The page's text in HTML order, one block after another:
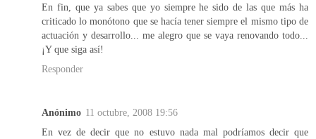
En fin, que ya sabes que yo siempre he sido de las que más ha
criticado lo monótono que se hacía tener siempre el mismo tipo de
actuación y desarrollo... me alegro que se vaya renovando todo...
¡Y que siga así!
Responder
Anónimo 11 octubre, 2008 19:56
En vez de decir que no estuvo nada mal podríamos decir que